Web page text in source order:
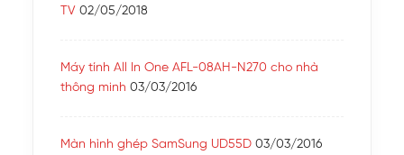
TV 02/05/2018
Máy tính All In One AFL-08AH-N270 cho nhà
thông minh 03/03/2016
Màn hình ghép SamSung UD55D 03/03/2016